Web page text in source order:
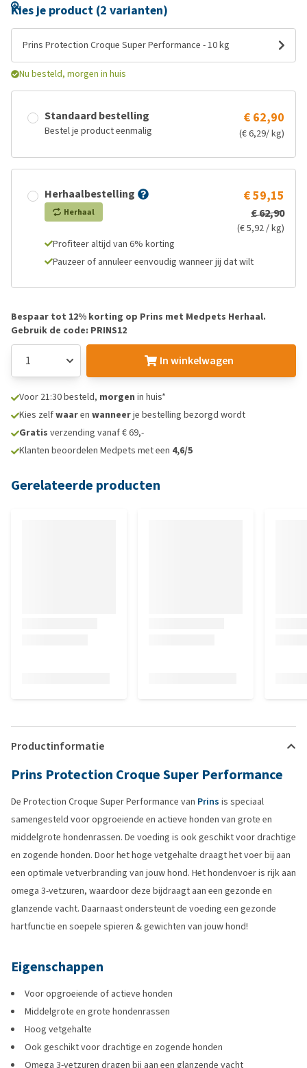
Kies je product (2 varianten)
Prins Protection Croque Super Performance - 10 kg
Nu besteld, morgen in huis
Standaard bestelling
Bestel je product eenmalig
€ 62,90
(€ 6,29/ kg)
Herhaalbestelling
Herhaal
€ 59,15
€ 62,90
(€ 5,92 / kg)
Profiteer altijd van 6% korting
Pauzeer of annuleer eenvoudig wanneer jij dat wilt
Bespaar tot 12% korting op Prins met Medpets Herhaal.
Gebruik de code: PRINS12
In winkelwagen
Voor 21:30 besteld, morgen in huis*
Kies zelfwaaren wanneerje bestelling bezorgd wordt
Gratis verzending vanaf € 69,-
Klanten beoordelen Medpets met een 4,6/5
Gerelateerde producten
Productinformatie
Prins Protection Croque Super Performance
De Protection Croque Super Performance van Prins is speciaal
samengesteld voor opgroeiende en actieve honden van grote en
middelgrote hondenrassen. De voeding is ook geschikt voor drachtige
en zogende honden. Door het hoge vetgehalte draagt het voer bij aan
een optimale vetverbranding van jouw hond. Het hondenvoer is rijk aan
omega 3-vetzuren, waardoor deze bijdraagt aan een gezonde en
glanzende vacht. Daarnaast ondersteunt de voeding een gezonde
hartfunctie en soepele spieren & gewichten van jouw hond!
Eigenschappen
Voor opgroeiende of actieve honden
Middelgrote en grote hondenrassen
Hoog vetgehalte
Ook geschikt voor drachtige en zogende honden
Omega 3-vetzuren dragen bij aan een glanzende vacht